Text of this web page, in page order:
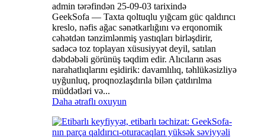
admin tərəfindən 25-09-03 tarixində
GeekSofa — Taxta qoltuqlu yığcam güc qaldırıcı
kreslo, nəfis ağac sənətkarlığını və erqonomik
cəhətdən tənzimlənmiş yastıqları birləşdirir,
sadəcə toz toplayan xüsusiyyət deyil, satılan
dəbdəbəli görünüş təqdim edir. Alıcıların əsas
narahatlıqlarını eşidirik: davamlılıq, təhlükəsizliyə
uyğunluq, proqnozlaşdırıla bilən çatdırılma
müddətləri və...
Daha ətraflı oxuyun